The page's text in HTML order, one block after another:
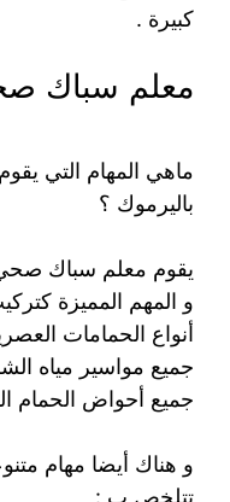
كبيرة .
معلم سباك
ماهي المهام التي
باليرموك ؟
يقوم معلم سباك صحي
و المهم المميزة
أنواع الحمامات
جميع مواسير مياه
جميع أحواض الحمام
و هناك أيضا مهام
تتلخص ب :